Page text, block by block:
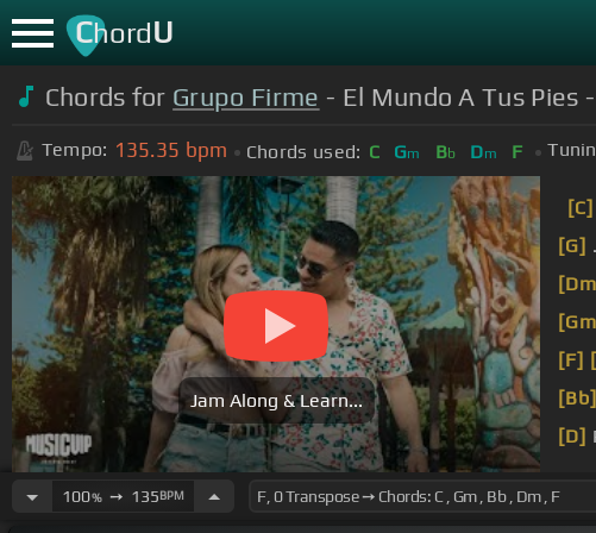
ChordU
Chords for Grupo Firme - El Mundo A Tus Pies
Tempo: 135.35 bpm Chords used: C Gm Bb Dm F
Jam Along & Learn...
[C]
[G] .
[F]
[Bb]
[D]
100%➙ 135BPM